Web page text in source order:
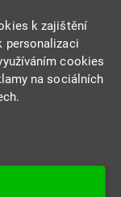
k zajištění
personalizaci
cookies
na sociálních